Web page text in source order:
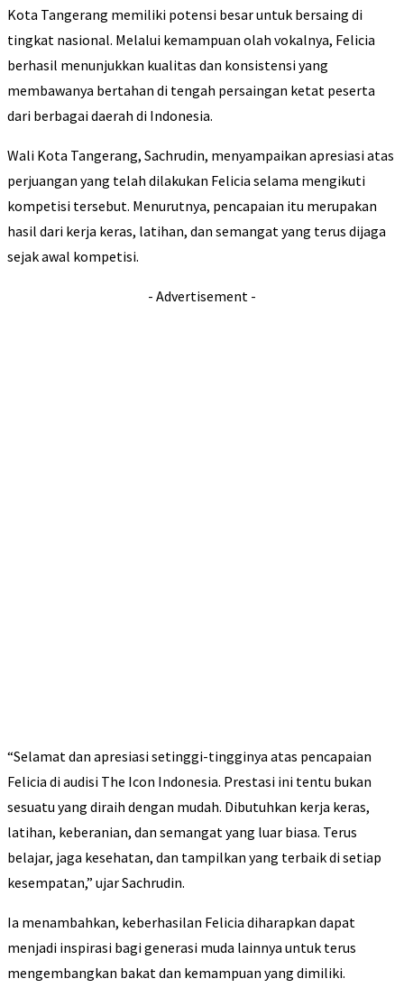
Kota Tangerang memiliki potensi besar untuk bersaing di
tingkat nasional. Melalui kemampuan olah vokalnya, Felicia
berhasil menunjukkan kualitas dan konsistensi yang
membawanya bertahan di tengah persaingan ketat peserta
dari berbagai daerah di Indonesia.
Wali Kota Tangerang, Sachrudin, menyampaikan apresiasi atas
perjuangan yang telah dilakukan Felicia selama mengikuti
kompetisi tersebut. Menurutnya, pencapaian itu merupakan
hasil dari kerja keras, latihan, dan semangat yang terus dijaga
sejak awal kompetisi.
- Advertisement -
“Selamat dan apresiasi setinggi-tingginya atas pencapaian
Felicia di audisi The Icon Indonesia. Prestasi ini tentu bukan
sesuatu yang diraih dengan mudah. Dibutuhkan kerja keras,
latihan, keberanian, dan semangat yang luar biasa. Terus
belajar, jaga kesehatan, dan tampilkan yang terbaik di setiap
kesempatan,” ujar Sachrudin.
Ia menambahkan, keberhasilan Felicia diharapkan dapat
menjadi inspirasi bagi generasi muda lainnya untuk terus
mengembangkan bakat dan kemampuan yang dimiliki.